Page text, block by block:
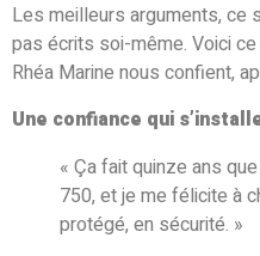
Les meilleurs arguments, ce
pas écrits soi-même. Voici
Rhéa Marine nous confient,
Une confiance qui
« Ça fait quinze ans
750, et je me félicite à
protégé, en sécurité. »